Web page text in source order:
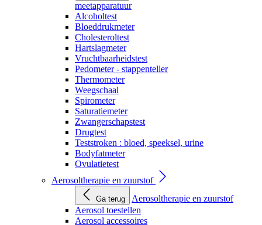
meetapparatuur
Alcoholtest
Bloeddrukmeter
Cholesteroltest
Hartslagmeter
Vruchtbaarheidstest
Pedometer - stappenteller
Thermometer
Weegschaal
Spirometer
Saturatiemeter
Zwangerschapstest
Drugtest
Teststroken : bloed, speeksel, urine
Bodyfatmeter
Ovulatietest
Aerosoltherapie en zuurstof
Ga terug
Aerosoltherapie en zuurstof
Aerosol toestellen
Aerosol accessoires